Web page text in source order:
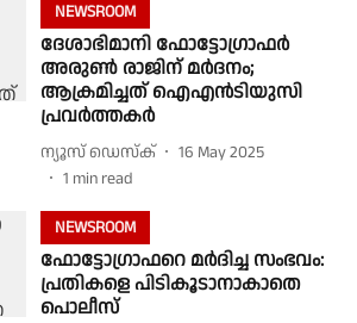
NEWSROOM
ദേശാഭിമാനി ഫോട്ടോഗ്രാഫർ
അരുൺ രാജിന് മർദനം;
ആക്രമിച്ചത് ഐഎൻടിയുസി
പ്രവർത്തകർ
ന്യൂസ് ഡെസ്ക്
16 May 2025
1 min read
NEWSROOM
ഫോട്ടോഗ്രാഫറെ മർദിച്ച സംഭവം:
പ്രതികളെ പിടികൂടാനാകാതെ
പൊലീസ്